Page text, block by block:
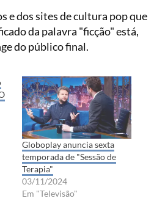
e dos sites de cultura pop que
da palavra "ficção" está,
do público final.
Globoplay anuncia sexta
temporada de "Sessão de
Terapia"
03/11/2024
Em "Televisão"